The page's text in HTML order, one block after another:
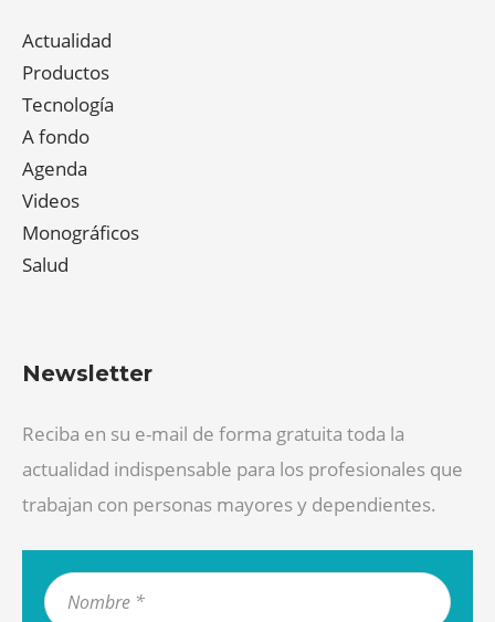
Actualidad
Productos
Tecnología
A fondo
Agenda
Videos
Monográficos
Salud
Newsletter
Reciba en su e-mail de forma gratuita toda la
actualidad indispensable para los profesionales que
trabajan con personas mayores y dependientes.